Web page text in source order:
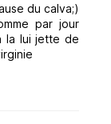
du calva;)
par jour
la lui jette de